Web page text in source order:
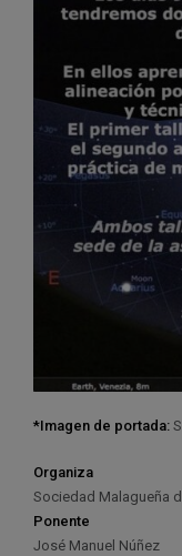
*Imagen de portada:
Organiza
Sociedad Malagueña
Ponente
José Manuel Núñez